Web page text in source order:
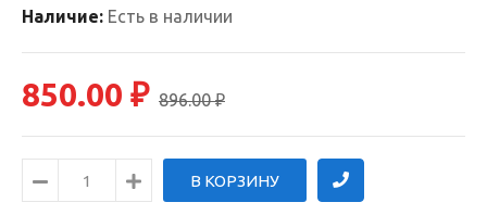
Наличие: Есть в наличии
850.00 ₽ 896.00 ₽